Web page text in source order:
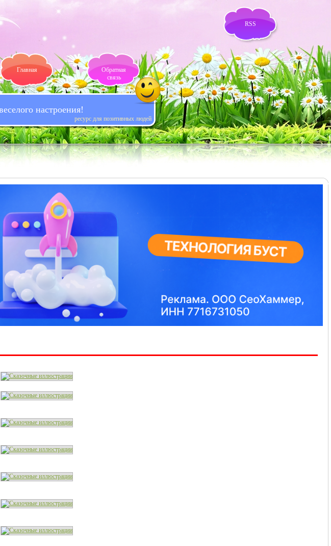
настроения!
ресурс для позитивных людей
Главная
RSS
Обратная
связь